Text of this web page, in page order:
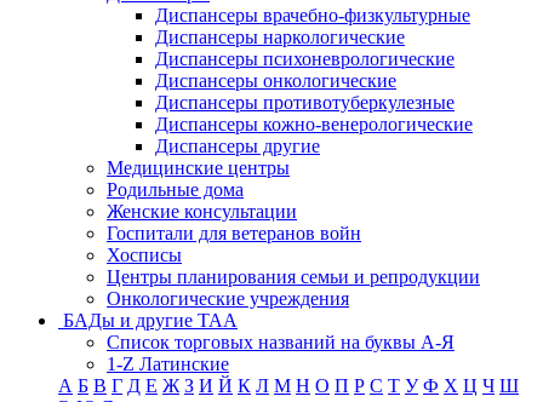
Диспансеры врачебно-физкультурные
Диспансеры наркологические
Диспансеры психоневрологические
Диспансеры онкологические
Диспансеры противотуберкулезные
Диспансеры кожно-венерологические
Диспансеры другие
Медицинские центры
Родильные дома
Женские консультации
Госпитали для ветеранов войн
Хосписы
Центры планирования семьи и репродукции
Онкологические учреждения
БАДы и другие ТАА
Список торговых названий на буквы А-Я
1-Z Латинские
А Б В Г Д Е Ж З И Й К Л М Н О П Р С Т У Ф Х Ц Ч Ш